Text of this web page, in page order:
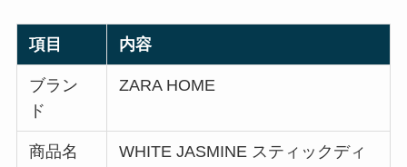
項目 内容
ブラン
ド
ZARA HOME
商品名
WHITE JASMINE スティックディ